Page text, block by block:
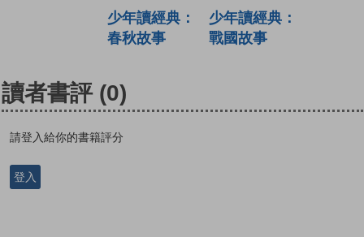
少年讀經典：
春秋故事
少年讀經典：
戰國故事
讀者書評 (0)
請登入給你的書籍評分
登入